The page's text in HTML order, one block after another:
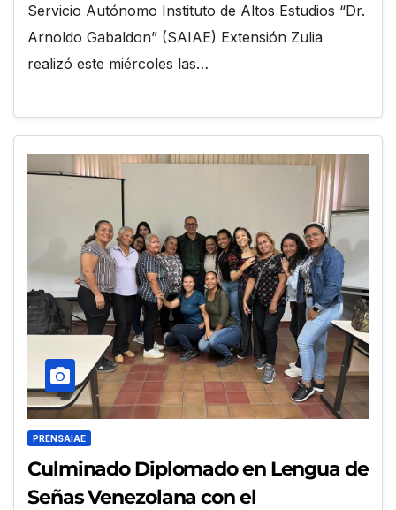
Servicio Autónomo Instituto de Altos Estudios “Dr.
Arnoldo Gabaldon” (SAIAE) Extensión Zulia
realizó este miércoles las…
PRENSAIAE
Culminado Diplomado en Lengua de
Señas Venezolana con el